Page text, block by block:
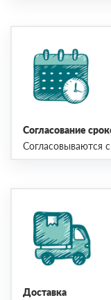
Согласование
Согласовываются
Доставка